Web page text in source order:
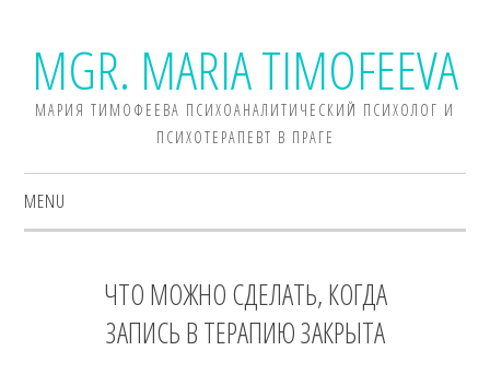
MGR. MARIA TIMOFEEVA
МАРИЯ ТИМОФЕЕВА ПСИХОАНАЛИТИЧЕСКИЙ ПСИХОЛОГ И
ПСИХОТЕРАПЕВТ В ПРАГЕ
MENU
ПРАКТИКАЧТО МОЖНО СДЕЛАТЬ, КОГДА
ЗАПИСЬ В ТЕРАПИЮ ЗАКРЫТА